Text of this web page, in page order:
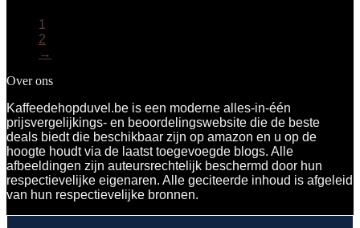
1
2
→
Over ons
Kaffeedehopduvel.be is een moderne alles-in-één
prijsvergelijkings- en beoordelingswebsite die de beste
deals biedt die beschikbaar zijn op amazon en u op de
hoogte houdt via de laatst toegevoegde blogs. Alle
afbeeldingen zijn auteursrechtelijk beschermd door hun
respectievelijke eigenaren. Alle geciteerde inhoud is afgeleid
van hun respectievelijke bronnen.